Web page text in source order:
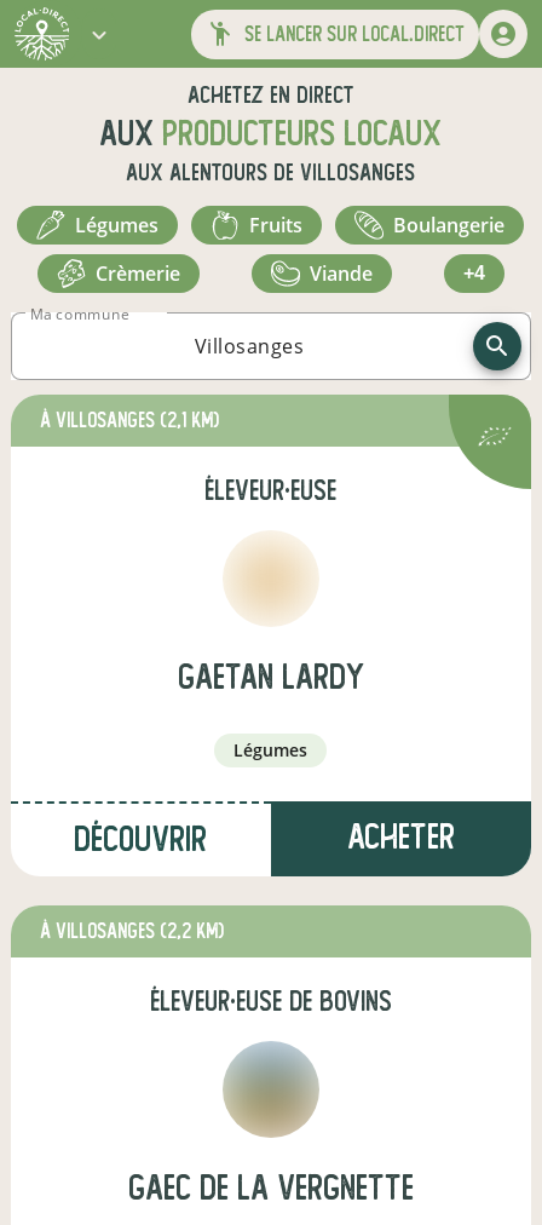
se lancer sur local.direct
Achetez en direct
aux producteurs locaux
aux alentours deVillosanges
légumes fruits
boulangerie
crèmerie
viande +4
Ma commune
à Villosanges (2,1 km)
éleveur·euse
gaetan lardy
légumes
Découvrir Acheter
à Villosanges (2,2 km)
éleveur·euse de bovins
gaec de la vergnette